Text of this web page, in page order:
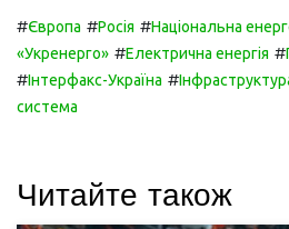
#Європа #Росія #Національна
«Укренерго» #Електрична енергія #
#Інтерфакс-Україна #
система
Читайте також